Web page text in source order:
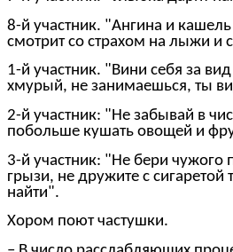
8-й участник. "Ангина и
смотрит со страхом на лыжи и
1-й участник. "Вини себя за
хмурый, не занимаешься, ты
2-й участник: "Не забывай в
побольше кушать овощей и
3-й участник: "Не бери чужого
грызи, не дружите с сигаретой
найти".
Хором поют частушки.